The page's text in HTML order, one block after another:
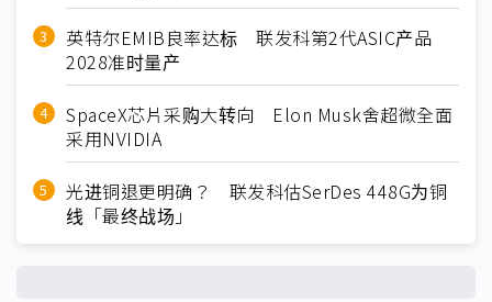
英特尔EMIB良率达标 联发科第2代ASIC产品
2028准时量产
SpaceX芯片采购大转向 Elon Musk舍超微全面
采用NVIDIA
光进铜退更明确？ 联发科估SerDes 448G为铜
线「最终战场」